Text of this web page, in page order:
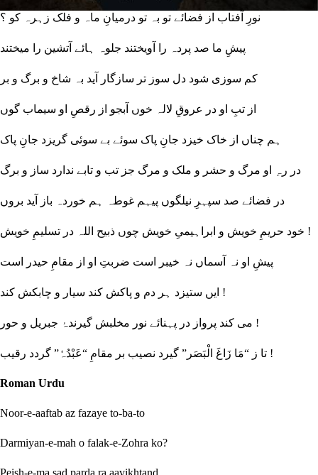
نورِ آفتاب از فضائے تو بہ تو درمیانِ ماہ و فلک زہرہ کو ؟
پیشِ ما صد پردہ را آویختند جلوہ ہائے آتشین را میختند
کم سوزی شود دل سوز تر سازگار آید بہ شاخ و برگ و بر
از تبِ او در عروقِ لالہ خوں آبجو از رقصِ او سیماب گوں
ہم چناں از خاک خیزد جانِ پاک سوئے بے سوئی گریزد جانِ پاک
در رہِ او مرگ و حشر و ملک و مرگ جز تب و تابے ندارد ساز و برگ
در فضائے صد سپہرِ نیلگوں پیہم غوطہ ہم خوردہ باز آید بروں
خود حریمِ خویش و ابراہیمیِ خویش چوں ذبیح اللہ در تسلیمِ خویش !
پیشِ او نہ آسماں نہ خیبر است ضربتِ او از مقامِ حیدر است
ایں ستیزد ہر دم و پاکش کند سیار و چابکش کند !
می کند پرواز در پہنائے نور مخلبش گیرندۂ جبریل و حور !
تا ز “مَا زَاغَ الْبَصَر” گیرد نصیب بر مقامِ “عَبْدُہٗ” گردد رقیب !
Roman Urdu
Noor-e-aaftab az fazaye to-ba-to
Darmiyan-e-mah o falak-e-Zohra ko?